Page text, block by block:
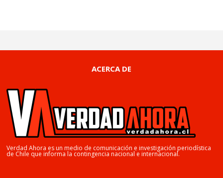
ACERCA DE
Verdad Ahora es un medio de comunicación e investigación periodística
de Chile que informa la contingencia nacional e internacional.